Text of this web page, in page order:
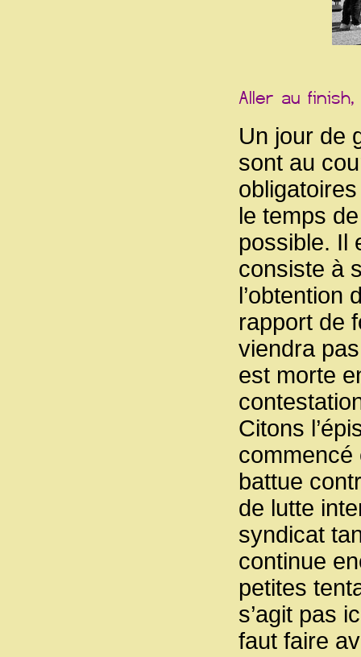
Un jour de
sont au
le temps
possible. Il
consiste à
l’obtention
rapport de
viendra
est morte
Citons
commencé
battue
de lutte
syndicat
continue
petites
s’agit pas
faut faire